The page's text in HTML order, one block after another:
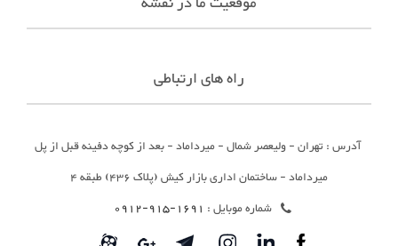
راه های ارتباطی
آدرس : تهران - ولیعصر شمال - میرداماد - بعد از کوچه دفینه قبل از پل
میرداماد - ساختمان اداری بازار کیش (پلاک 436) طبقه 4
شماره موبایل : 1691-915-0912